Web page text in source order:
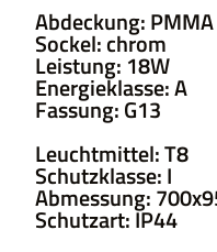
Abdeckung:
Sockel: chrom
Leistung: 18W
Energieklasse: A
Fassung: G13
Leuchtmittel: T8
Schutzklasse: I
Abmessung:
Schutzart: IP44